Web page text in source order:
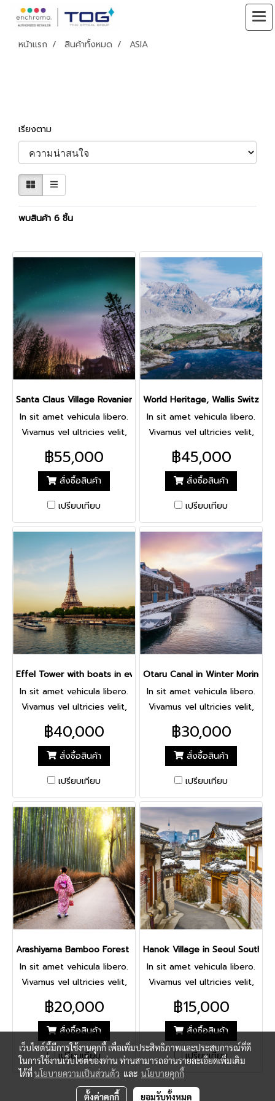
หน้าแรก สินค้าทั้งหมด ASIA
เรียงตาม
พบสินค้า 6 ชิ้น
Santa Claus Village Rovaniemi Finland
In sit amet vehicula libero.
Vivamus vel ultricies velit,
sed fringilla elit. Vivamus
porta accumsan mauris, at
fermentum dolor
consectetur et. Nam ornare
pulvinar tincidunt. Mauris
luctus at neque quis
lobortis. Donec lobortis
pretium nisi, vel mattis
lectus placerat nec. Nulla
interdum varius viverra.
฿55,000
สั่งซื้อสินค้า
เปรียบเทียบ
World Heritage, Wallis
In sit amet vehicula libero.
Vivamus vel ultricies velit,
sed fringilla elit. Vivamus
porta accumsan mauris, at
fermentum dolor
consectetur et. Nam ornare
pulvinar tincidunt. Mauris
luctus at neque quis
lobortis. Donec lobortis
pretium nisi, vel mattis
lectus placerat nec. Nulla
interdum varius viverra.
฿45,000
สั่งซื้อสินค้า
เปรียบเทียบ
Effel Tower with boats in evening Paris, France
In sit amet vehicula libero.
Vivamus vel ultricies velit,
sed fringilla elit. Vivamus
porta accumsan mauris, at
fermentum dolor
consectetur et. Nam ornare
pulvinar tincidunt. Mauris
luctus at neque quis
lobortis. Donec lobortis
pretium nisi, vel mattis
lectus placerat nec. Nulla
interdum varius viverra.
฿40,000
สั่งซื้อสินค้า
เปรียบเทียบ
Otaru Canal in Winter Moring,
In sit amet vehicula libero.
Vivamus vel ultricies velit,
sed fringilla elit. Vivamus
porta accumsan mauris, at
fermentum dolor
consectetur et. Nam ornare
pulvinar tincidunt. Mauris
luctus at neque quis
lobortis. Donec lobortis
pretium nisi, vel mattis
lectus placerat nec. Nulla
interdum varius viverra.
฿30,000
สั่งซื้อสินค้า
เปรียบเทียบ
Arashiyama Bamboo Forest in Sagano, Japan
In sit amet vehicula libero.
Vivamus vel ultricies velit,
sed fringilla elit. Vivamus
porta accumsan mauris, at
fermentum dolor
consectetur et. Nam ornare
pulvinar tincidunt. Mauris
luctus at neque quis
lobortis. Donec lobortis
฿20,000
สั่งซื้อสินค้า
เปรียบเทียบ
Hanok Village in Seoul South
In sit amet vehicula libero.
Vivamus vel ultricies velit,
sed fringilla elit. Vivamus
porta accumsan mauris, at
fermentum dolor
consectetur et. Nam ornare
pulvinar tincidunt. Mauris
luctus at neque quis
lobortis. Donec lobortis
฿15,000
สั่งซื้อสินค้า
เปรียบเทียบ
เว็บไซต์นี้มีการใช้งานคุกกี้ เพื่อเพิ่มประสิทธิภาพและประสบการณ์ที่ดี
ในการใช้งานเว็บไซต์ของท่าน ท่านสามารถอ่านรายละเอียดเพิ่มเติม
ได้ที่นโยบายความเป็นส่วนตัว และ นโยบายคุกกี้
ตั้งค่าคุกกี้ ยอมรับทั้งหมด